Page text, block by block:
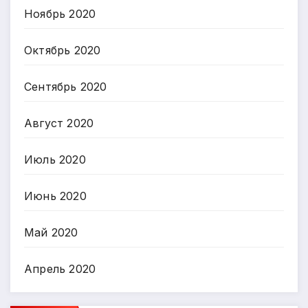
Ноябрь 2020
Октябрь 2020
Сентябрь 2020
Август 2020
Июль 2020
Июнь 2020
Май 2020
Апрель 2020